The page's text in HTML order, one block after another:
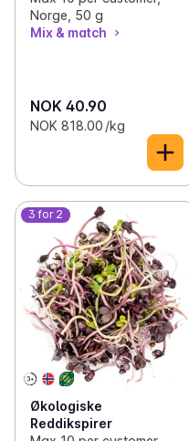
Norge, 50 g
Mix & match
NOK 40.90
NOK 818.00 /kg
3 for 2
Økologiske
Reddikspirer